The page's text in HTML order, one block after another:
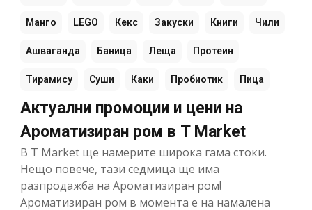
Манго LEGO Кекс Закуски Книги Чили
Ашваганда Баница Леща Протеин
Тирамису Суши Каки Пробиотик Пица
Актуални промоции и цени на
Ароматизиран ром в T Market
В T Market ще намерите широка гама стоки.
Нещо повече, тази седмица ще има
разпродажба на Ароматизиран ром!
Ароматизиран ром в момента е на намалена